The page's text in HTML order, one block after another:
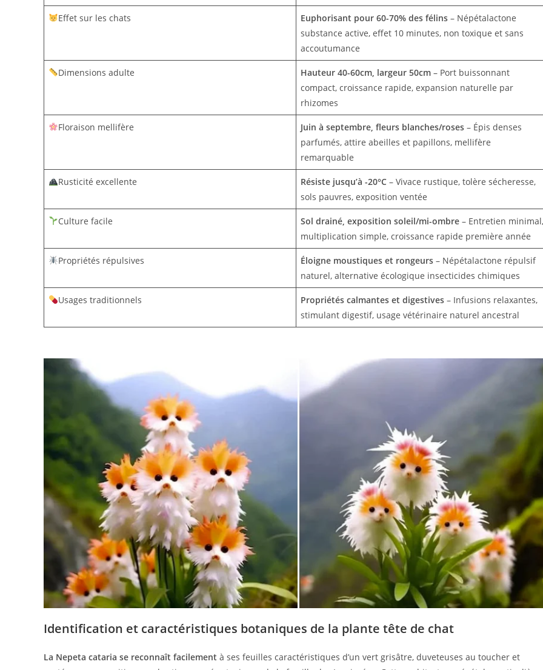
Effet sur les chats Euphorisant pour 60-70% des félins – Népétalactone
substance active, effet 10 minutes, non toxique et sans
accoutumance
Dimensions adulte Hauteur 40-60cm, largeur 50cm – Port buissonnant
compact, croissance rapide, expansion naturelle par
rhizomes
Floraison mellifère Juin à septembre, fleurs blanches/roses – Épis denses
parfumés, attire abeilles et papillons, mellifère
remarquable
Rusticité excellente Résiste jusqu’à -20°C – Vivace rustique, tolère sécheresse,
sols pauvres, exposition ventée
Culture facile Sol drainé, exposition soleil/mi-ombre – Entretien minimal,
multiplication simple, croissance rapide première année
Propriétés répulsives Éloigne moustiques et rongeurs – Népétalactone répulsif
naturel, alternative écologique insecticides chimiques
Usages traditionnels Propriétés calmantes et digestives – Infusions relaxantes,
stimulant digestif, usage vétérinaire naturel ancestral
Identification et caractéristiques botaniques de la plante tête de chat
La Nepeta cataria se reconnaît facilement à ses feuilles caractéristiques d’un vert grisâtre, duveteuses au toucher et